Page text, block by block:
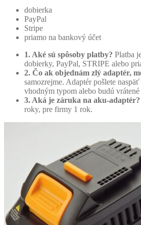
dobierka
PayPal
Stripe
priamo na bankový účet
1. Aké sú spôsoby platby? Platba
dobierky, PayPal, STRIPE alebo
2. Čo ak objednám zlý adaptér,
samozrejme. Adaptér pošlete
vhodným typom alebo budú vrátené
3. Aká je záruka na aku-adaptér?
roky, pre firmy 1 rok.